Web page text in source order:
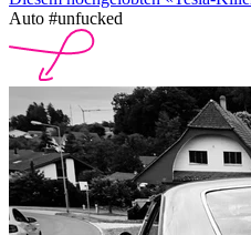
Auto #unfucked